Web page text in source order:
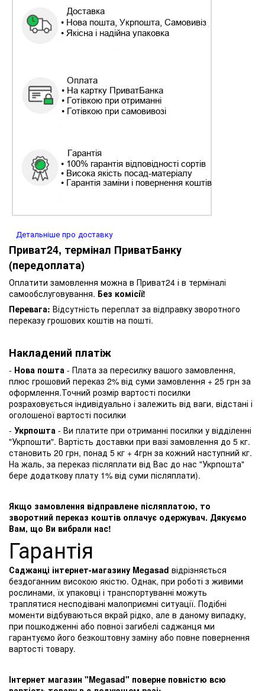
Детальніше про доставку
Приват24, термінал ПриватБанку
(передоплата)
Оплатити замовлення можна в Приват24 і в терміналі
самообслуговування. Без комісії!
Перевага: Відсутність переплат за відправку зворотного
переказу грошових коштів на пошті.
Накладений платіж
- Нова пошта - Плата за пересилку вашого замовлення,
плюс грошовий переказ 2% від суми замовлення + 25 грн за
оформлення.Точний розмір вартості посилки
розраховується індивідуально і залежить від ваги, відстані і
оголошеної вартості посилки
- Укрпошта - Ви платите при отриманні посилки у відділенні
"Укрпошти". Вартість доставки при вазі замовлення до 5 кг.
становить 20 грн, понад 5 кг + 4грн за кожний наступний кг.
На жаль, за переказ післяплати від Вас до нас "Укрпошта"
бере додаткову плату 1% від суми післяплати).
Якщо замовлення відправлене післяплатою, то
зворотний переказ коштів оплачує одержувач. Дякуємо
Вам, що Ви вибрали нас!
Гарантія
Саджанці інтернет-магазину Megasad відрізняється
бездоганним високою якістю. Однак, при роботі з живими
рослинами, їх упаковці і транспортуванні можуть
траплятися несподівані малоприємні ситуації. Подібні
моменти відбуваються вкрай рідко, але в даному випадку,
при пошкодженні або повної загибелі саджанця ми
гарантуємо його безкоштовну заміну або повне повернення
вартості товару.
Інтернет магазин "Megasad" поверне повністю всю